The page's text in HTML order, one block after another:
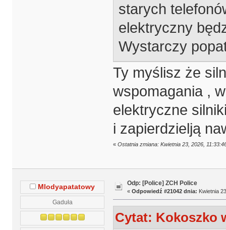
starych
elektryczny
Wystarczy
Ty myślisz że
wspomagania ,
elektryczne
i zapierdzielją
« Ostatnia zmiana: Kwietnia 23, 2026,
Mlodyapatatowy
Gaduła
Odp: [Police] ZCH Police
« Odpowiedź #21042 dnia: Kwietnia
Cytat: Kokoszko